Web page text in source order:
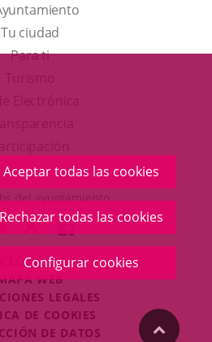
Aceptar todas las cookies
Rechazar todas las cookies
Configurar cookies
Tu ciudad
Para ti
en
una
ventana
nueva.
aplicación
externa.
del ayuntamiento
ENLACE
A
UNA
APLICACIÓN
EXTERNA.
ENLACE
A
UNA
APLICACIÓN
EXTERNA.
ENLACE
A
UNA
EXTERNA.
WEB
LEGALES
DE COOKIES
DE DATOS
"Volver